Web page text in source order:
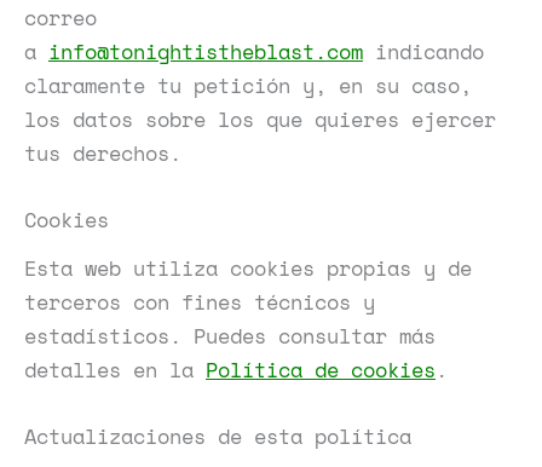
correo
a info@tonightistheblast.com indicando
claramente tu petición y, en su caso,
los datos sobre los que quieres ejercer
tus derechos.
Cookies
Esta web utiliza cookies propias y de
terceros con fines técnicos y
estadísticos. Puedes consultar más
detalles en la Política de cookies .
Actualizaciones de esta política